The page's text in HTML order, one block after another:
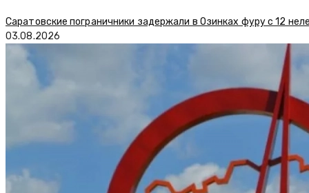
Саратовские пограничники задержали в Озинках фуру с 12
03.08.2026